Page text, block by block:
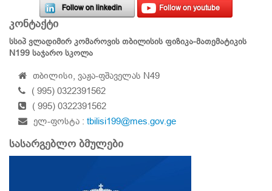
Follow on linkedin Follow on youtube
კონტაქტი
სსიპ ვლადიმირ კომაროვის თბილისის ფიზიკა-მათემატიკის
N199 საჯარო სკოლა
თბილისი, ვაჟა-ფშაველას N49
( 995) 0322391562
( 995) 0322391562
ელ-ფოსტა : tbilisi199@mes.gov.ge
სასარგებლო ბმულები